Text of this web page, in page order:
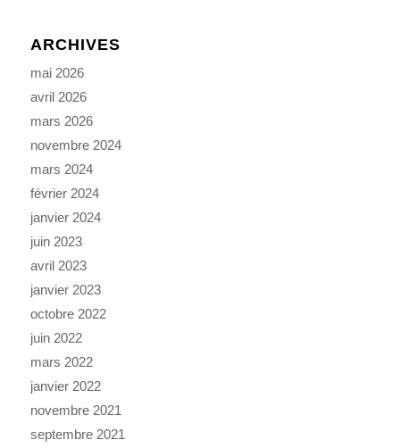
ARCHIVES
mai 2026
avril 2026
mars 2026
novembre 2024
mars 2024
février 2024
janvier 2024
juin 2023
avril 2023
janvier 2023
octobre 2022
juin 2022
mars 2022
janvier 2022
novembre 2021
septembre 2021